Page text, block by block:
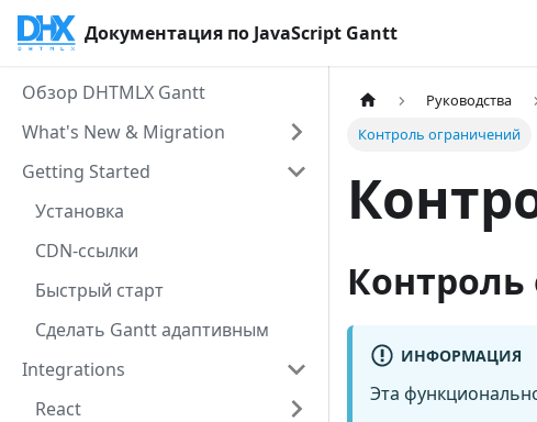
Документация по JavaScript Gantt
Обзор DHTMLX Gantt
What's New & Migration
Getting Started
Установка
CDN-ссылки
Быстрый старт
Сделать Gantt адаптивным
Integrations
React
Руководства
Контроль ограничений
ИНФОРМАЦИЯ
Эта